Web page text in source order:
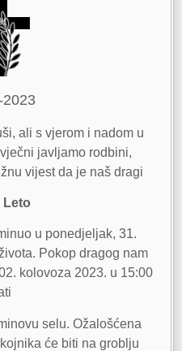
2023
ali s vjerom i nadom u
javljamo rodbini,
vijest da je naš dragi
Leto
u ponedjeljak, 31.
Pokop dragog nam
kolovoza 2023. u 15:00
selu. Ožalošćena
će biti na groblju